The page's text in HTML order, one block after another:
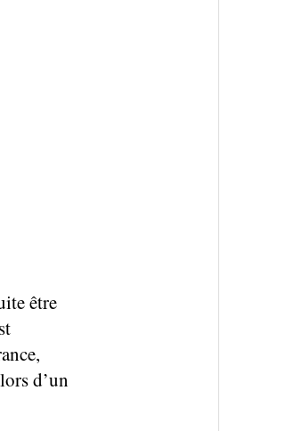
être
d’un